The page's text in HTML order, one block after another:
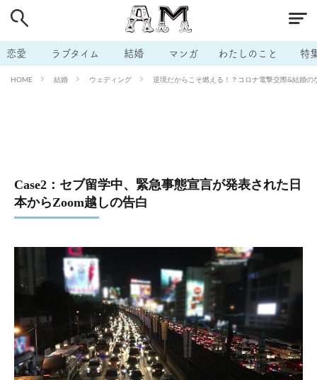
恋愛 ラブタイム 結婚 マンガ わたしのこと 特
HOME 結婚 ウェディング 逆境だからこそ燃える！？コロナ電撃交際&結婚
Case2：セブ留学中、緊急事態宣言が発表された日
本からZoom越しの告白
# 男の本音 # セフレ
# 不倫 # 出会う方法 # マッチングアプリ
# ラブグッズ # 体の相性 # イケない